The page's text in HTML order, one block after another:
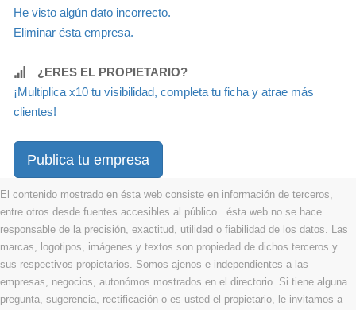
He visto algún dato incorrecto.
Eliminar ésta empresa.
¿ERES EL PROPIETARIO?
¡Multiplica x10 tu visibilidad, completa tu ficha y atrae más
clientes!
Publica tu empresa
El contenido mostrado en ésta web consiste en información de terceros,
entre otros desde fuentes accesibles al público . ésta web no se hace
responsable de la precisión, exactitud, utilidad o fiabilidad de los datos. Las
marcas, logotipos, imágenes y textos son propiedad de dichos terceros y
sus respectivos propietarios. Somos ajenos e independientes a las
empresas, negocios, autonómos mostrados en el directorio. Si tiene alguna
pregunta, sugerencia, rectificación o es usted el propietario, le invitamos a